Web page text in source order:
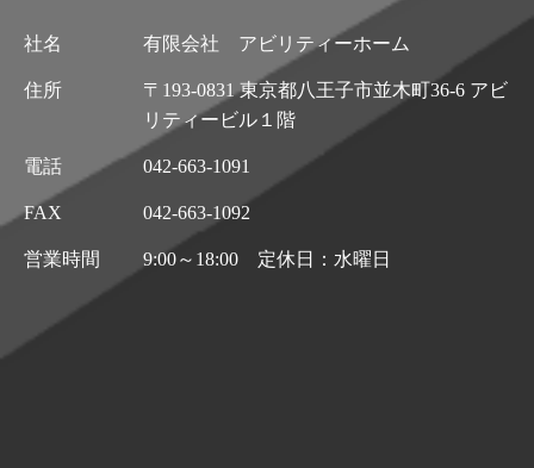
社名 有限会社 アビリティーホーム
住所
〒193-0831 東京都八王子市並木町36-6 アビ
リティービル１階
電話 042-663-1091
FAX 042-663-1092
営業時間 9:00～18:00 定休日：水曜日